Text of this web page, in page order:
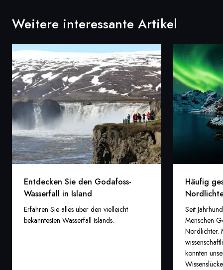
Weitere interessante Artikel
Entdecken Sie den Godafoss-
Wasserfall in Island
Erfahren Sie alles über den vielleicht
bekanntesten Wasserfall Islands.
Häufig
Seit
Menschen
Nordlichter.
konnten